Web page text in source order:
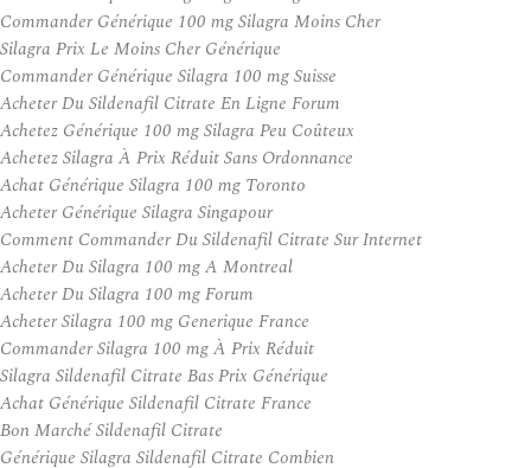
Commander Générique 100 mg Silagra Moins Cher
Silagra Prix Le Moins Cher Générique
Commander Générique Silagra 100 mg Suisse
Acheter Du Sildenafil Citrate En Ligne Forum
Achetez Générique 100 mg Silagra Peu Coûteux
Achetez Silagra À Prix Réduit Sans Ordonnance
Achat Générique Silagra 100 mg Toronto
Acheter Générique Silagra Singapour
Comment Commander Du Sildenafil Citrate Sur Internet
Acheter Du Silagra 100 mg A Montreal
Acheter Du Silagra 100 mg Forum
Acheter Silagra 100 mg Generique France
Commander Silagra 100 mg À Prix Réduit
Silagra Sildenafil Citrate Bas Prix Générique
Achat Générique Sildenafil Citrate France
Bon Marché Sildenafil Citrate
Générique Silagra Sildenafil Citrate Combien